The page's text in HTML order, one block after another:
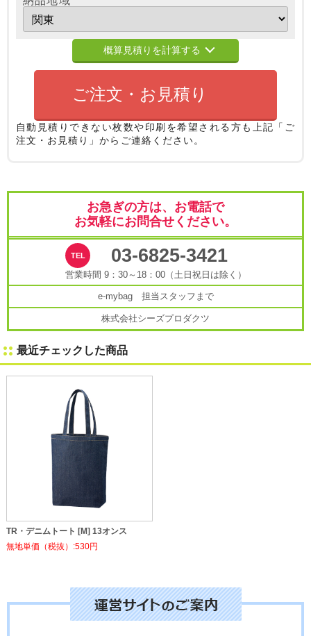
概算見積りを計算する
ご注文・お見積り
自動見積りできない枚数や印刷を希望される方も 上記「ご
注文・お見積り」からご連絡ください。
お急ぎの方は、お電話で
お気軽にお問合せください。
03-6825-3421
営業時間 9：30～18：00（土日祝日は除く）
e-mybag 担当スタッフまで
株式会社シーズプロダクツ
最近チェックした商品
TR・デニムトート [M] 13オンス
無地単価（税抜）:530円